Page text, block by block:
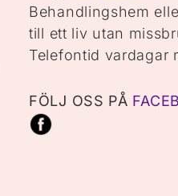
Behandlingshem
till ett liv utan
Telefontid vardagar
FÖLJ OSS PÅ